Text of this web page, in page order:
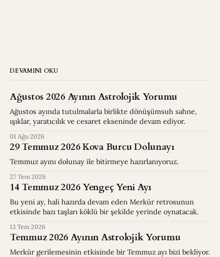
DEVAMINI OKU
Ağustos 2026 Ayının Astrolojik Yorumu
Ağustos ayında tutulmalarla birlikte dönüşümsuh sahne,
ışıklar, yaratıcılık ve cesaret ekseninde devam ediyor.
01 Ağu 2026
29 Temmuz 2026 Kova Burcu Dolunayı
Temmuz ayını dolunay ile bitirmeye hazırlanıyoruz.
27 Tem 2026
14 Temmuz 2026 Yengeç Yeni Ayı
Bu yeni ay, hali hazırda devam eden Merkür retrosunun
etkisinde bazı taşları köklü bir şekilde yerinde oynatacak.
13 Tem 2026
Temmuz 2026 Ayının Astrolojik Yorumu
Merkür gerilemesinin etkisinde bir Temmuz ayı bizi bekliyor.